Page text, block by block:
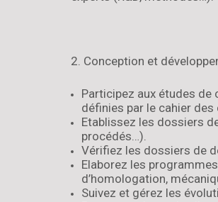
2. Conception et
Participez aux études
définies par le cahier des
Etablissez les dossiers
procédés…).
Vérifiez les dossiers de
Elaborez les
d’homologation,
Suivez et gérez les